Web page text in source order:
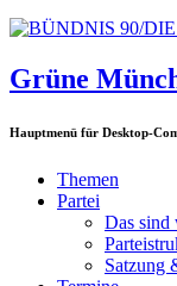
Grüne
Hauptmenü für Desktop-
Themen
Partei
Das sind
Satzung